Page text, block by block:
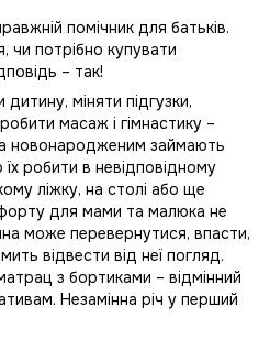
помічник для батьків.
чи потрібно купувати
– так!
міняти підгузки,
масаж і гімнастику –
новонародженим займають
робити в невідповідному
ліжку, на столі або ще
для мами та малюка не
може перевернутися, впасти,
відвести від неї погляд.
з бортиками – відмінний
Незамінна річ у перший